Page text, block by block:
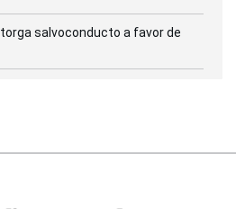
salvoconducto a favor de